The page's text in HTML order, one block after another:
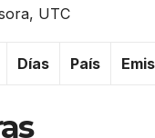
UTC
Días País